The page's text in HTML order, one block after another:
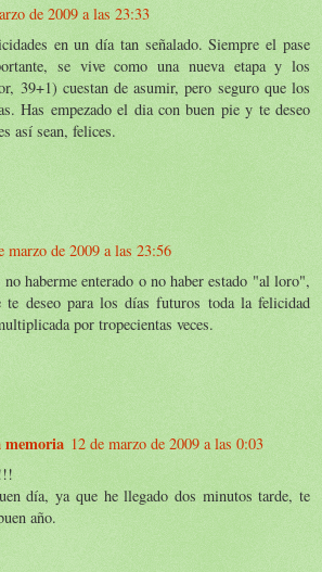
de 2009 a las 23:33
en un día tan señalado. Siempre el pase
se vive como una nueva etapa y los
39+1) cuestan de asumir, pero seguro que los
Has empezado el dia con buen pie y te deseo
así sean, felices.
marzo de 2009 a las 23:56
haberme enterado o no haber estado "al loro",
te deseo para los días futuros toda la felicidad
por tropecientas veces.
memoria 12 de marzo de 2009 a las 0:03
día, ya que he llegado dos minutos tarde, te
año.